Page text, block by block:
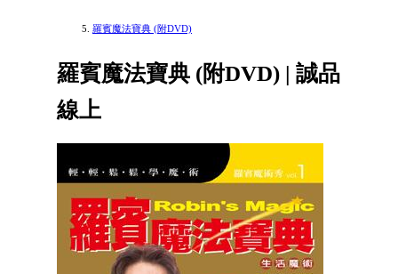
羅賓魔法寶典 (附DVD)
羅賓魔法寶典 (附DVD) | 誠品
線上